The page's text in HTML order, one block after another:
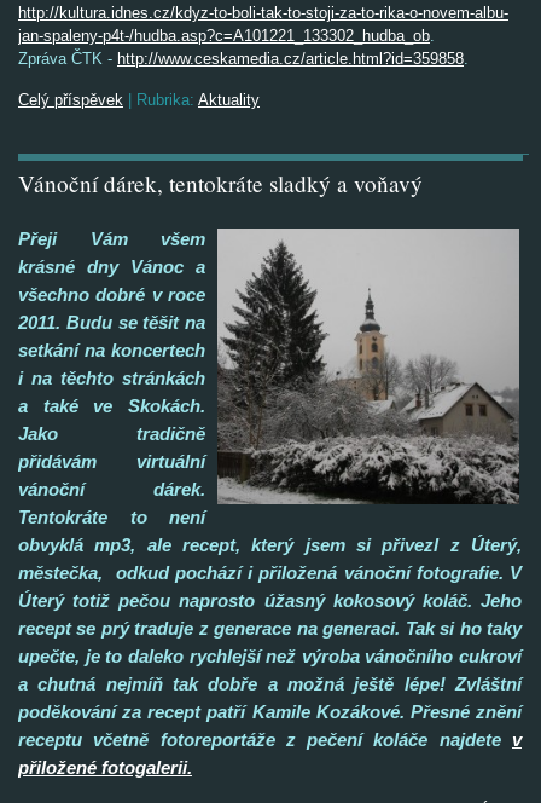
http://kultura.idnes.cz/kdyz-to-boli-tak-to-stoji-za-to-rika-o-novem-albu-
jan-spaleny-p4t-/hudba.asp?c=A101221_133302_hudba_ob.
Zpráva ČTK - http://www.ceskamedia.cz/article.html?id=359858.
Celý příspěvek Rubrika: Aktuality
Vánoční dárek, tentokráte sladký a voňavý
Přeji Vám všem
krásné dny Vánoc a
všechno dobré v roce
2011. Budu se těšit na
setkání na koncertech
i na těchto stránkách
a také ve Skokách.
Jako tradičně
přidávám virtuální
vánoční dárek.
Tentokráte to není
obvyklá mp3, ale recept, který jsem si přivezl z Úterý,
městečka, odkud pochází i přiložená vánoční fotografie. V
Úterý totiž pečou naprosto úžasný kokosový koláč. Jeho
recept se prý traduje z generace na generaci. Tak si ho taky
upečte, je to daleko rychlejší než výroba vánočního cukroví
a chutná nejmíň tak dobře a možná ještě lépe! Zvláštní
poděkování za recept patří Kamile Kozákové. Přesné znění
receptu včetně fotoreportáže z pečení koláče najdete v
přiložené fotogalerii.